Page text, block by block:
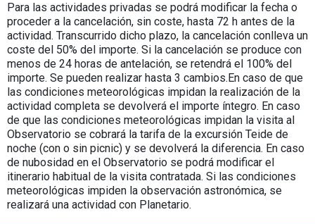
Para las actividades privadas se podrá modificar la fecha o
proceder a la cancelación, sin coste, hasta 72 h antes de la
actividad. Transcurrido dicho plazo, la cancelación conlleva un
coste del 50% del importe. Si la cancelación se produce con
menos de 24 horas de antelación, se retendrá el 100% del
importe. Se pueden realizar hasta 3 cambios.En caso de que
las condiciones meteorológicas impidan la realización de la
actividad completa se devolverá el importe íntegro. En caso
de que las condiciones meteorológicas impidan la visita al
Observatorio se cobrará la tarifa de la excursión Teide de
noche (con o sin picnic) y se devolverá la diferencia. En caso
de nubosidad en el Observatorio se podrá modificar el
itinerario habitual de la visita contratada. Si las condiciones
meteorológicas impiden la observación astronómica, se
realizará una actividad con Planetario.